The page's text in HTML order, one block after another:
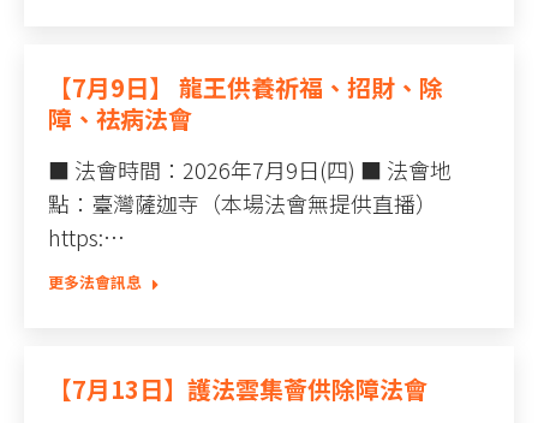
【7月9日】 龍王供養祈福、招財、除
障、祛病法會
■ 法會時間：2026年7月9日(四) ■ 法會地
點：臺灣薩迦寺（本場法會無提供直播）
https:…
更多法會訊息
【7月13日】護法雲集薈供除障法會